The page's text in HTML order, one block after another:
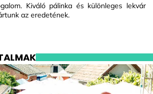
Kiváló pálinka és különleges lekvár
az eredetének.